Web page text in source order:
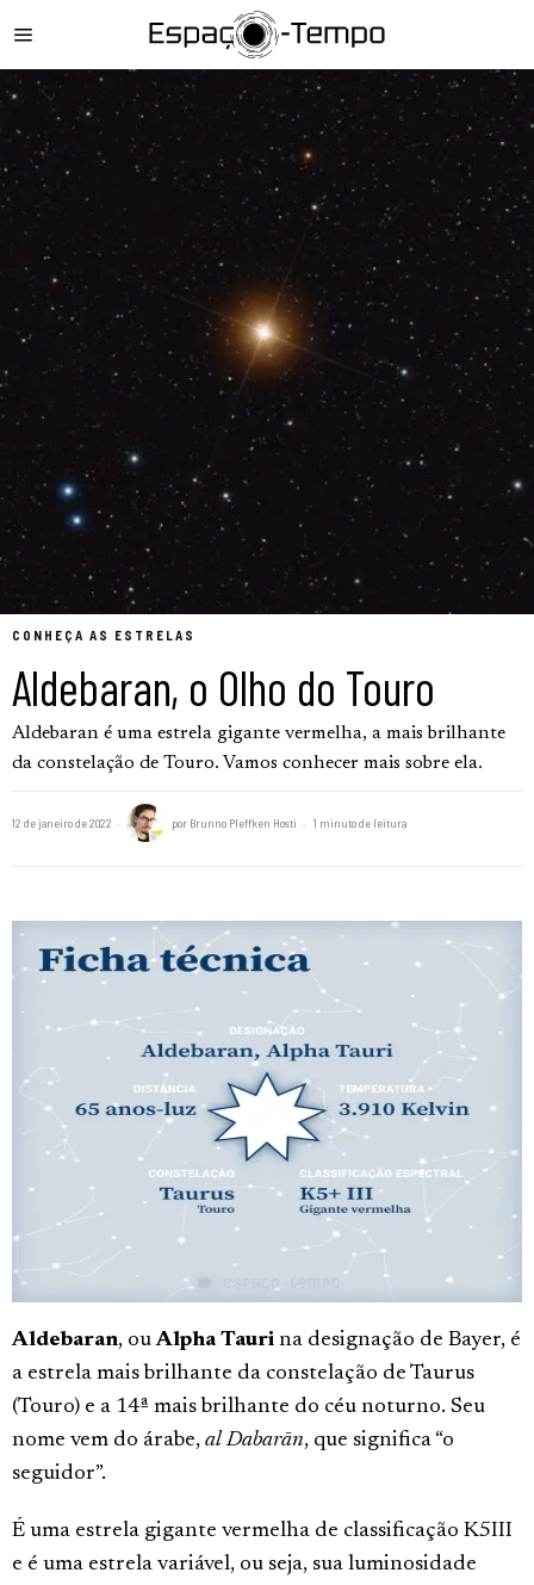
CONHEÇA AS ESTRELAS
Aldebaran, o Olho do Touro
Aldebaran é uma estrela gigante vermelha, a mais brilhante
da constelação de Touro. Vamos conhecer mais sobre ela.
12 de janeiro de 2022 por Brunno Pleffken Hosti 1 minuto de leitura
Aldebaran, ouAlpha Tauri na designação de Bayer, é
a estrela mais brilhante da constelação de Taurus
(Touro) e a 14ª mais brilhante do céu noturno. Seu
nome vem do árabe, al Dabarān, que significa “o
seguidor”.
É uma estrela gigante vermelha de classificação K5III
e é uma estrela variável, ou seja, sua luminosidade